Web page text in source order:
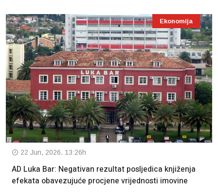
Ekonomija
22 Jun, 2026. 13:26h
AD Luka Bar: Negativan rezultat posljedica knjiženja
efekata obavezujuće procjene vrijednosti imovine